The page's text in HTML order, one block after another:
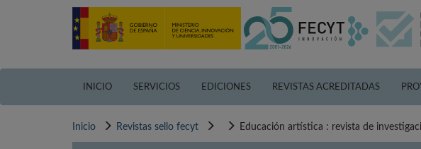
INICIO SERVICIOS EDICIONES REVISTAS ACREDITADAS
Inicio Revistas sello fecyt Educación artística : revista de